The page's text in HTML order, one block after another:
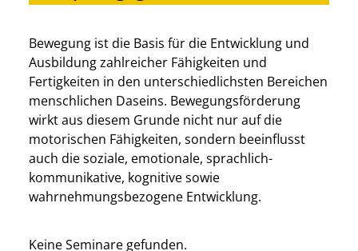
Bewegung ist die Basis für die Entwicklung und
Ausbildung zahlreicher Fähigkeiten und
Fertigkeiten in den unterschiedlichsten Bereichen
menschlichen Daseins. Bewegungsförderung
wirkt aus diesem Grunde nicht nur auf die
motorischen Fähigkeiten, sondern beeinflusst
auch die soziale, emotionale, sprachlich-
kommunikative, kognitive sowie
wahrnehmungsbezogene Entwicklung.
Keine Seminare gefunden.